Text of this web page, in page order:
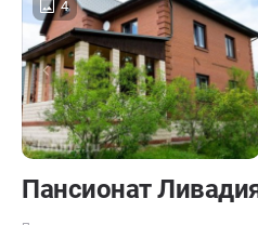
4
Пансионат